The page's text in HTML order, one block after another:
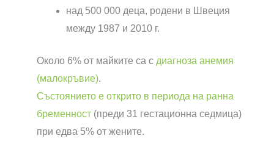
над 500 000 деца, родени в Швеция
между 1987 и 2010 г.
Около 6% от майките са с диагноза анемия
(малокръвие).
Състоянието е открито в периода на ранна
бременност (преди 31 гестационна седмица)
при едва 5% от жените.